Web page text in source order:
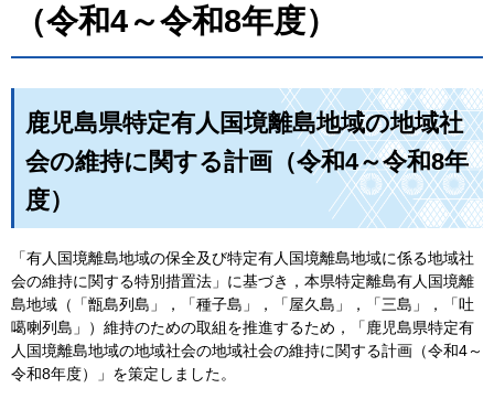
（令和4～令和8年度）
鹿児島県特定有人国境離島地域の地域社
会の維持に関する計画（令和4～令和8年
度）
「有人国境離島地域の保全及び特定有人国境離島地域に係る地域社
会の維持に関する特別措置法」に基づき，本県特定離島有人国境離
島地域（「甑島列島」，「種子島」，「屋久島」，「三島」，「吐
噶喇列島」）維持のための取組を推進するため，「鹿児島県特定有
人国境離島地域の地域社会の地域社会の維持に関する計画（令和4～
令和8年度）」を策定しました。